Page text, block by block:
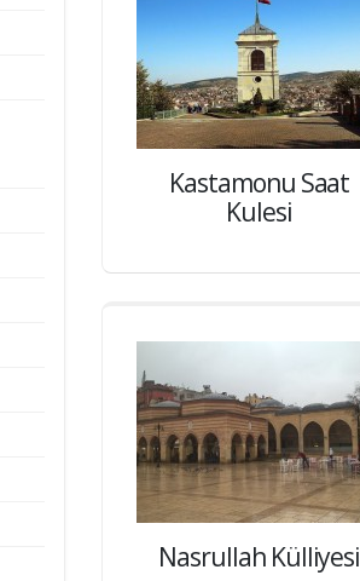
Kastamonu Saat
Kulesi
Nasrullah Külliyesi